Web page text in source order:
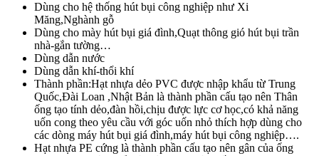
Dùng cho hệ thống hút bụi công nghiệp như Xi
Măng,Nghành gỗ
Dùng cho mày hút bụi giá đình,Quạt thông gió hút bụi trần
nhà-gắn tường…
Dùng dẫn nước
Dùng dẫn khí-thổi khí
Thành phần:Hạt nhựa dẻo PVC được nhập khẩu từ Trung
Quốc,Đài Loan ,Nhật Bản là thành phần cấu tạo nên Thân
ống tạo tính dẻo,đàn hồi,chịu được lực cơ học,có khả năng
uốn cong theo yêu cầu với góc uốn nhỏ thích hợp dùng cho
các dòng máy hút bụi giá đình,máy hút bụi công nghiệp….
Hạt nhựa PE cứng là thành phần cấu tạo nên gân của ống